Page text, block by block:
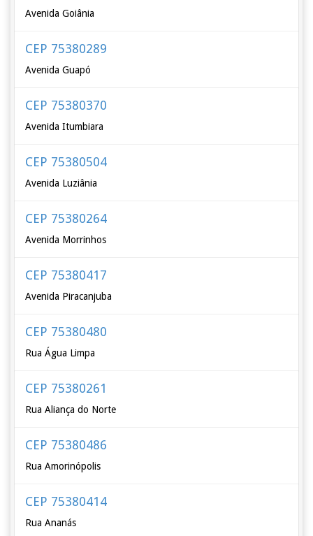
Avenida Goiânia
CEP 75380289
Avenida Guapó
CEP 75380370
Avenida Itumbiara
CEP 75380504
Avenida Luziânia
CEP 75380264
Avenida Morrinhos
CEP 75380417
Avenida Piracanjuba
CEP 75380480
Rua Água Limpa
CEP 75380261
Rua Aliança do Norte
CEP 75380486
Rua Amorinópolis
CEP 75380414
Rua Ananás